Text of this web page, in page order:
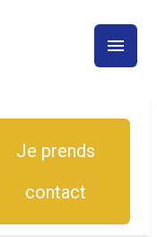
menu
Je prends
contact